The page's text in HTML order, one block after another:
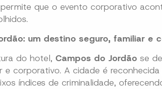
que o evento corporativo
um destino seguro, familiar e
do hotel, Campos do Jordão se
e corporativo. A cidade é
índices de criminalidade,